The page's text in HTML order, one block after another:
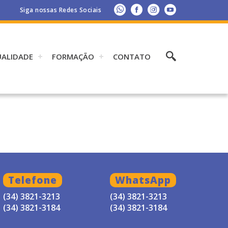
Siga nossas Redes Sociais
FORMAÇÃO CONTATO
Telefone
(34) 3821-3213
(34) 3821-3184
WhatsApp
(34) 3821-3213
(34) 3821-3184